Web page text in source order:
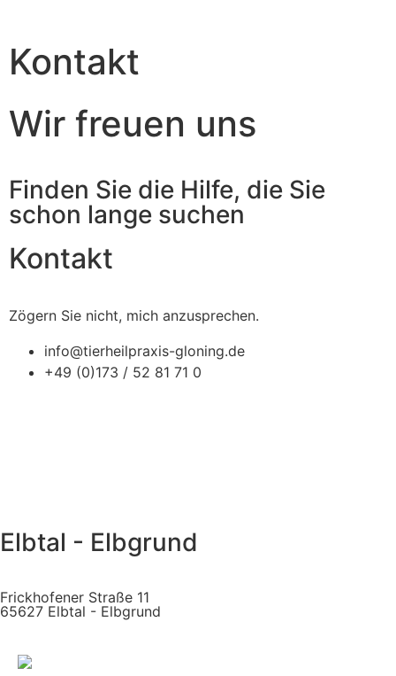
Kontakt
Wir freuen uns
Finden Sie die Hilfe, die Sie
schon lange suchen
Kontakt
Zögern Sie nicht, mich anzusprechen.
info@tierheilpraxis-gloning.de
+49 (0)173 / 52 81 71 0
Elbtal - Elbgrund
Frickhofener Straße 11
65627 Elbtal - Elbgrund